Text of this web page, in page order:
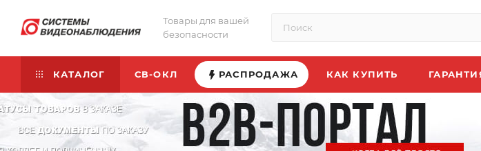
Товары для вашей
безопасности
КАТАЛОГ СВ-ОКЛ РАСПРОДАЖА КАК КУПИТЬ